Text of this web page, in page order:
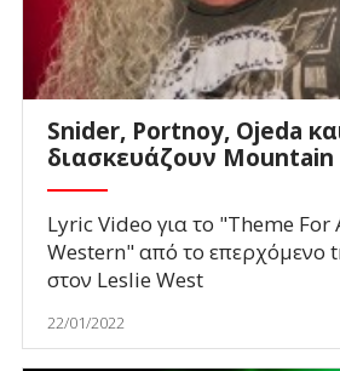
Snider, Portnoy, Ojeda
διασκευάζουν Mountain
Lyric Video για το "Theme
Western" από το
στον Leslie West
22/01/2022